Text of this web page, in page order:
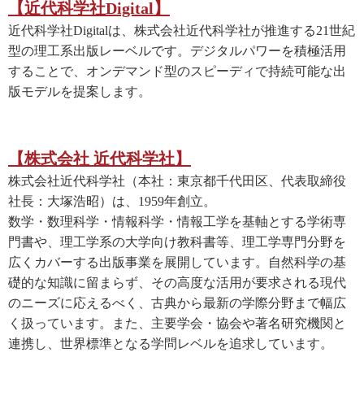
【近代科学社Digital】
近代科学社Digitalは、株式会社近代科学社が推進する21世紀
型の理工系出版レーベルです。デジタルパワーを積極活用
することで、オンデマンド型のスピーディで持続可能な出
版モデルを提案します。
【株式会社 近代科学社】
株式会社近代科学社（本社：東京都千代田区、代表取締役
社長：大塚浩昭）は、1959年創立。
数学・数理科学・情報科学・情報工学を基軸とする学術専
門書や、理工学系の大学向け教科書等、理工学専門分野を
広くカバーする出版事業を展開しています。自然科学の基
礎的な知識に留まらず、その高度な活用が要求される現代
のニーズに応えるべく、古典から最新の学際分野まで幅広
く扱っています。また、主要学会・協会や著名研究機関と
連携し、世界標準となる学問レベルを追求しています。